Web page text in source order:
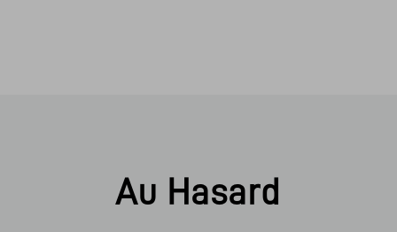
Au Hasard